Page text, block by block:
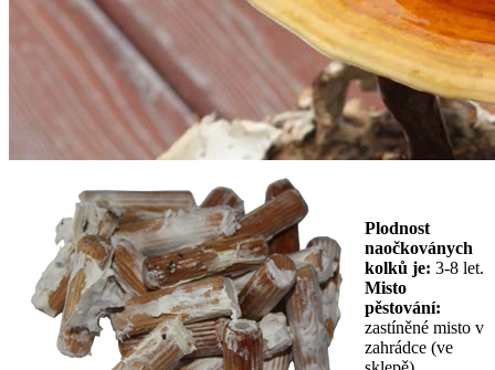
Plodnost
naočkoványch
kolků je: 3-8 let.
Misto
pěstování:
zastíněné misto v
zahrádce (ve